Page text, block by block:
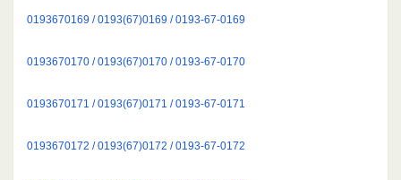
0193670169 / 0193(67)0169 / 0193-67-0169
0193670170 / 0193(67)0170 / 0193-67-0170
0193670171 / 0193(67)0171 / 0193-67-0171
0193670172 / 0193(67)0172 / 0193-67-0172